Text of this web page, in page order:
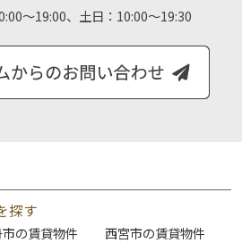
～19:00、土日：10:00～19:30
探す
の賃貸物件
西宮市の賃貸物件